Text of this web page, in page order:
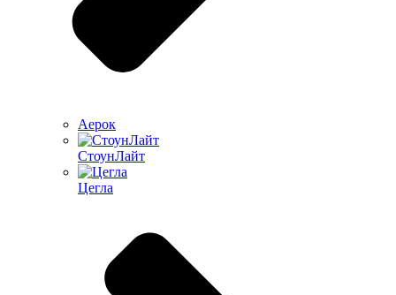
Аерок
СтоунЛайт
Цегла